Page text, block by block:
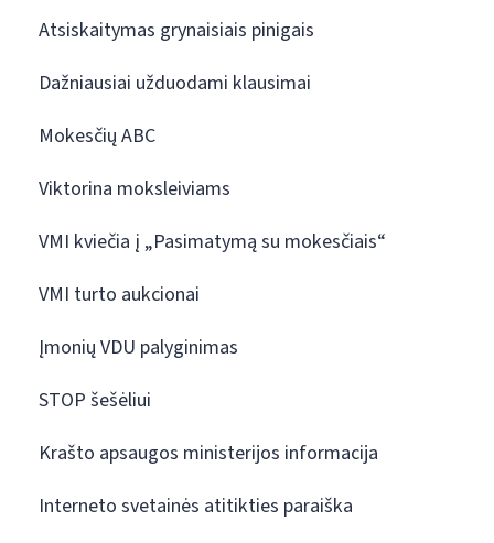
Atsiskaitymas grynaisiais pinigais
Dažniausiai užduodami klausimai
Mokesčių ABC
Viktorina moksleiviams
VMI kviečia į „Pasimatymą su mokesčiais“
VMI turto aukcionai
Įmonių VDU palyginimas
STOP šešėliui
Krašto apsaugos ministerijos informacija
Interneto svetainės atitikties paraiška